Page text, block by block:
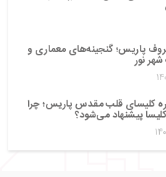
پاریس؛ گنجینه‌های معماری و
نور
کلیسای قلب مقدس پاریس؛ چرا
کلیسا پیشنهاد می‌شود؟